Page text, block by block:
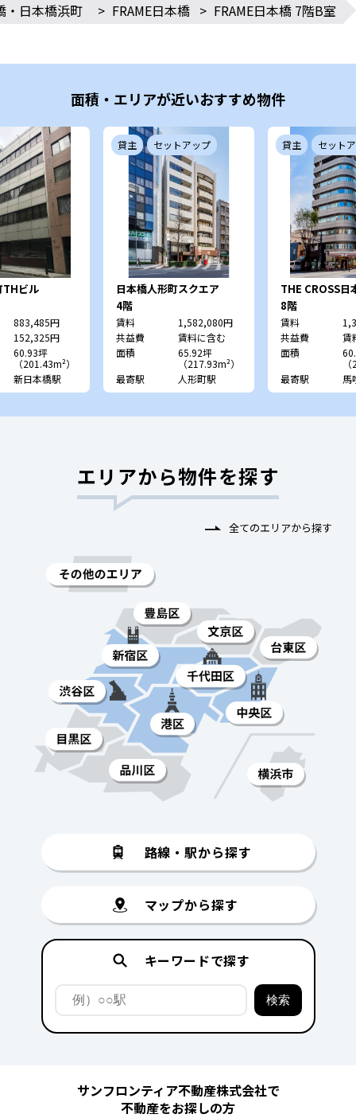
・日本橋浜町 > FRAME日本橋 > FRAME日本橋 7階B室
面積・エリアが近いおすすめ物件
THビル
883,485円
152,325円
60.93坪
（201.43m²）
新日本橋駅
貸主 セットアップ
日本橋人形町スクエア
4階
賃料
1,582,080円
共益費
賃料に含む
面積
65.92坪
（217.93m²）
最寄駅
人形町駅
貸主 セット
THE CROSS日
8階
賃料
共益費
賃
面積
最寄駅
馬
エリアから物件を探す
全てのエリアから探す
路線・駅から探す
マップから探す
キーワードで探す
サンフロンティア不動産株式会社で
不動産をお探しの方